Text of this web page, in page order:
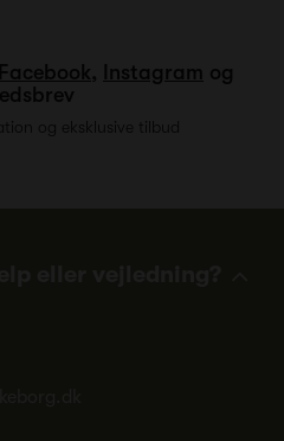
Facebook, Instagram og
og eksklusive tilbud